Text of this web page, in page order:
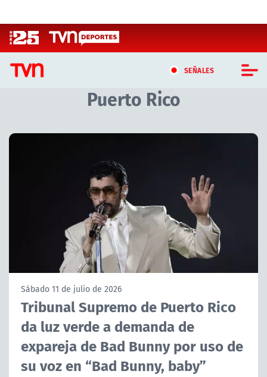
SEÑALES
CASTING MASTERCHEF CHILE
CASTING TVN VERTICAL
PROGRAMAS
TELESERIES
ACTUALIDAD Y TENDENCIAS
CORPORATIVO Y TRANSPARENCIA
Puerto Rico
Artículos relacionados con Puerto Rico
Sábado 11 de julio de 2026
Tribunal Supremo de Puerto Rico
da luz verde a demanda de
expareja de Bad Bunny por uso de
su voz en “Bad Bunny, baby”